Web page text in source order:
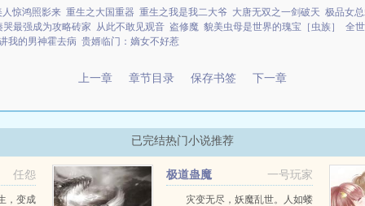
惊鸿照影来 重生之大国重器 重生之我是我二大爷 大唐无双之一剑破天 极品女
哭最强成为攻略砖家 从此不敢见观音 盗修魔 貌美虫母是世界的瑰宝［虫族］
全
我的男神霍去病 贵婿临门：嫡女不好惹
上一章 章节目录 保存书签 下一章
已完结热门小说推荐
任怨
，变成
一号玩家
极道蛊魔
灾变无尽，妖魔乱世。人如蝼